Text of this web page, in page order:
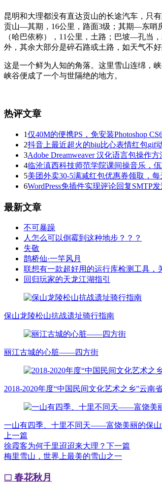
昆明和大理都没有直达贡山的长途汽车，只
贡山—其期，16公里，路面3级；其期—东哨
（哈巴依称），11公里，土路；巴坡—孔当
外，其余大部分是碎石路或土路，如天气不好
这是一个鲜为人知的角落。这里雪山连绵，
峡谷便成了一个与世隔绝的地方。
热评文章
1仅40M的便携PS，免安装Photoshop
2抖音上最近超火的biu比心表情红包gif
3Adobe Dreamweaver 汉化语言包操作方
4临沧滇西科技师范学院课间操音乐，佤
5美团外卖30-5满减红包优惠券领取，每
6WordPress免插件实现评论回复SMTP
最新文章
不可暴躁
人怎么可以倒霉到这种地步？？？
失敬
鹊桥仙·一竿风月
联想有一款超好用的运行库检测工具，
回归玩家的天龙江湖指引
保山龙陵松山抗战遗址骑行指南
丽江古城的心脏——四方街
2018-2020年度“中国民间文化艺术之乡”云南
一山有四季、十里不同天——富饶美丽的保山
上一篇
徐霞客为何千里迢迢来大理？ 下一篇
梅里雪山，世界上最美的雪山之一
春花秋月